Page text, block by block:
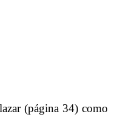
(página 34) como